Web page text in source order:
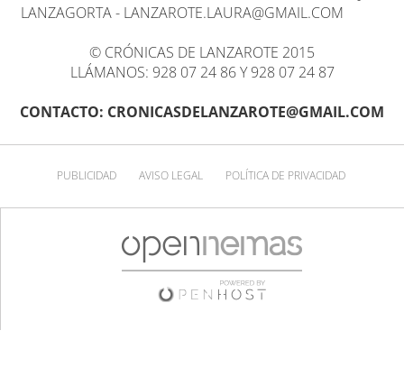
LANZAGORTA - LANZAROTE.LAURA@GMAIL.COM
© CRÓNICAS DE LANZAROTE 2015
LLÁMANOS: 928 07 24 86 Y 928 07 24 87
CONTACTO: CRONICASDELANZAROTE@GMAIL.COM
PUBLICIDAD AVISO LEGAL POLÍTICA DE PRIVACIDAD